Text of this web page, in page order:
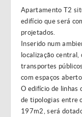
Apartamento T2
edifício que será
projetados.
Inserido num
localização central,
transportes
com espaços
O edifício de linhas
de tipologias entre
197m2, será